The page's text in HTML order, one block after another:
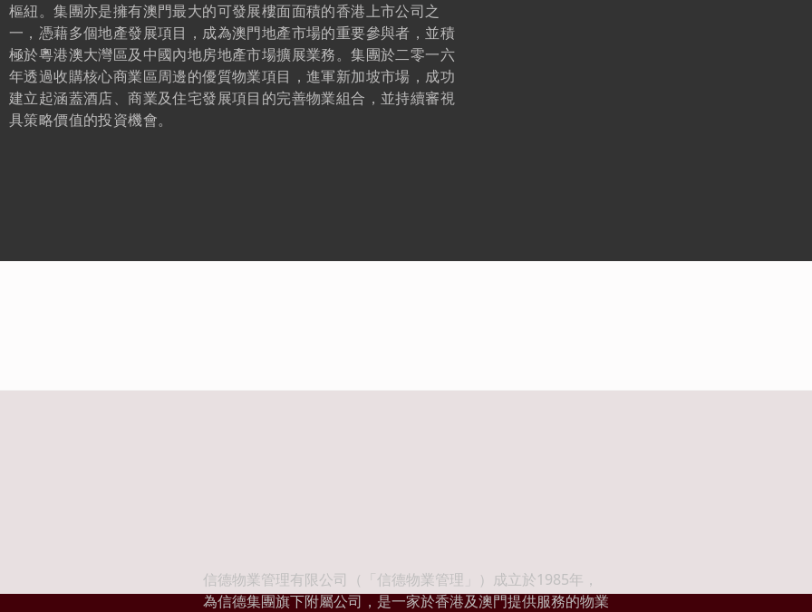
收益表摘要
資產負債表摘要
發布公司通訊
投資者關係聯絡資料
樞紐。集團亦是擁有澳門最大的可發展樓面面積的香港上市公司之
一，憑藉多個地產發展項目，成為澳門地產市場的重要參與者，並積
極於粵港澳大灣區及中國內地房地產市場擴展業務。集團於二零一六
年透過收購核心商業區周邊的優質物業項目，進軍新加坡市場，成功
建立起涵蓋酒店、商業及住宅發展項目的完善物業組合，並持續審視
具策略價值的投資機會。
信德物業管理有限公司（「信德物業管理」）成立於1985年，
為信德集團旗下附屬公司，是一家於香港及澳門提供服務的物業